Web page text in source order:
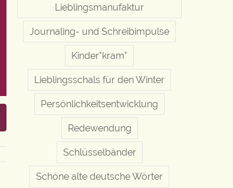
Lieblingsmanufaktur
Journaling- und Schreibimpulse
Kinder"kram"
Lieblingsschals für den Winter
Persönlichkeitsentwicklung
Redewendung
Schlüsselbänder
Schöne alte deutsche Wörter